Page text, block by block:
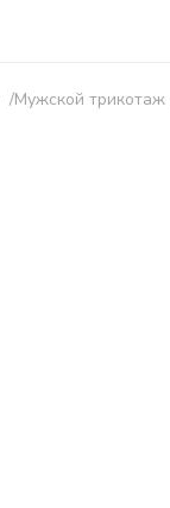
Мужской трикотаж